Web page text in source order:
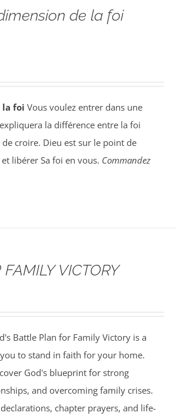
de la foi
la foi Vous voulez entrer dans une
la différence entre la foi
croire. Dieu est sur le point de
libérer Sa foi en vous. Commandez
VICTORY
Battle Plan for Family Victory is a
to stand in faith for your home.
God's blueprint for strong
and overcoming family crises.
chapter prayers, and life-